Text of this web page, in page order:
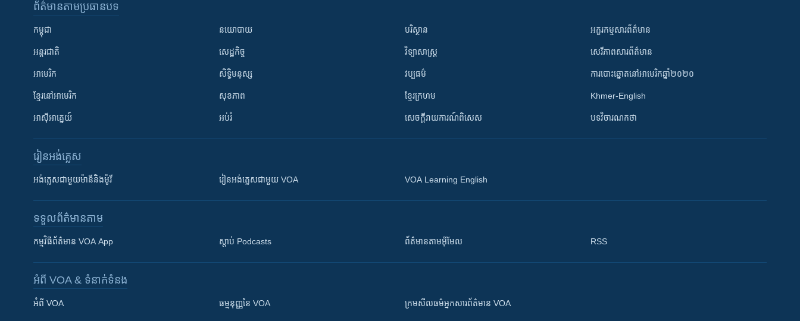
ព័ត៌មាន​តាមប្រធានបទ​
កម្ពុជា
អន្តរជាតិ
អាមេរិក
ខ្មែរ​នៅអាមេរិក
អាស៊ីអាគ្នេយ៍
នយោបាយ
សេដ្ឋកិច្ច
សិទ្ធិមនុស្ស
សុខភាព
អប់រំ
បរិស្ថាន
វិទ្យាសាស្រ្ត
វប្បធម៌
ខ្មែរក្រហម
សេចក្តីរាយការណ៍ពិសេស
អក្ខរកម្មសារព័ត៌មាន
សេរីភាពសារព័ត៌មាន
ការបោះឆ្នោតនៅអាមេរិកឆ្នាំ២០២០
Khmer-English
បទវិចារណកថា
រៀន​​អង់គ្លេស
អង់គ្លេស​ជាមួយ​ម៉ានី​និង​ម៉ូរី រៀន​​​​​​អង់គ្លេស​​ជាមួយ VOA VOA Learning English
ទទួល​ព័ត៌មាន​តាម
កម្មវិធី​ព័ត៌មាន VOA App ស្តាប់ Podcasts ព័ត៌មាន​តាម​អ៊ីមែល RSS
អំពី​ VOA & ទំនាក់ទំនង
អំពី​ VOA ធម្មនុញ្ញ​នៃ VOA ក្រម​​​សីលធម៌​​​អ្នក​​​សារព័ត៌មាន VOA